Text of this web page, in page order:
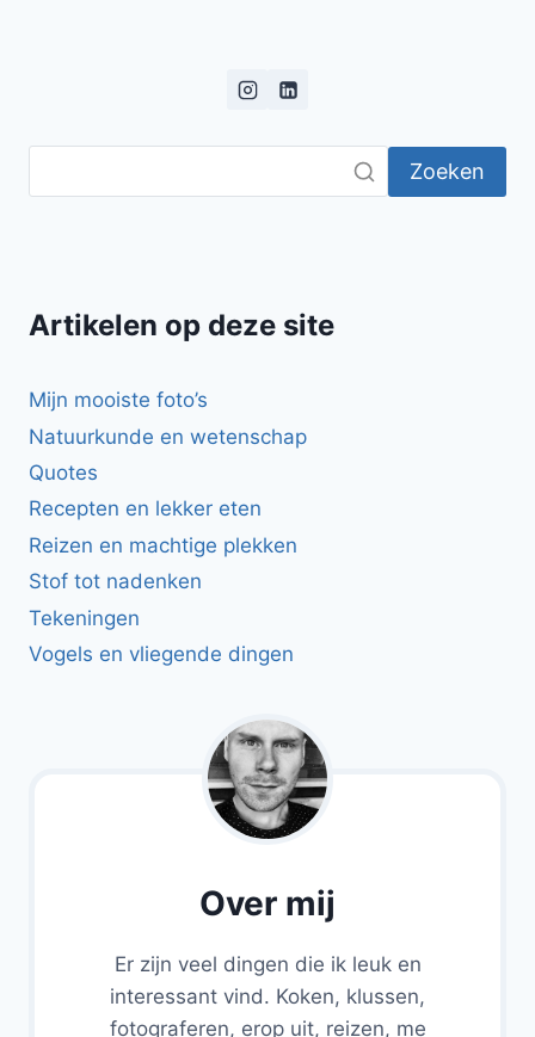
Zoeken
Artikelen op deze site
Mijn mooiste foto’s
Natuurkunde en wetenschap
Quotes
Recepten en lekker eten
Reizen en machtige plekken
Stof tot nadenken
Tekeningen
Vogels en vliegende dingen
Over mij
Er zijn veel dingen die ik leuk en
interessant vind. Koken, klussen,
fotograferen, erop uit, reizen, me